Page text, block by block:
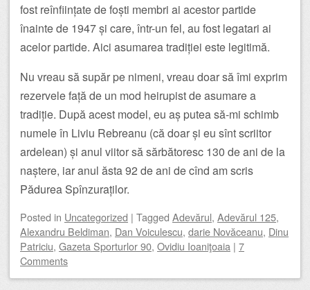
fost reînființate de foști membri ai acestor partide
înainte de 1947 și care, într-un fel, au fost legatari ai
acelor partide. Aici asumarea tradiției este legitimă.
Nu vreau să supăr pe nimeni, vreau doar să îmi exprim
rezervele față de un mod heirupist de asumare a
tradiție. După acest model, eu aș putea să-mi schimb
numele în Liviu Rebreanu (că doar și eu sînt scriitor
ardelean) și anul viitor să sărbătoresc 130 de ani de la
naștere, iar anul ăsta 92 de ani de cînd am scris
Pădurea Spînzuraților.
Posted in Uncategorized | Tagged Adevărul, Adevărul 125,
Alexandru Beldiman, Dan Voiculescu, darie Novăceanu, Dinu
Patriciu, Gazeta Sporturlor 90, Ovidiu Ioaniţoaia | 7
Comments